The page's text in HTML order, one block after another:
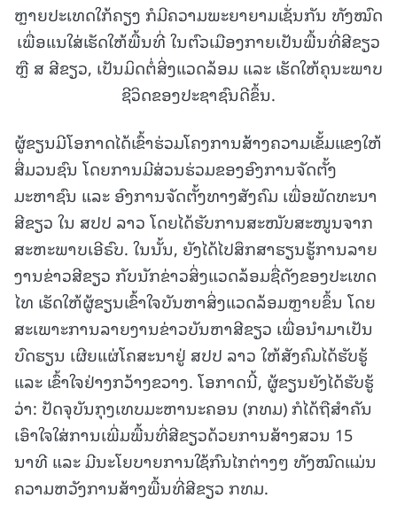
ຫຼາຍປະເທດໃກ້ຄຽງ ກໍມີຄວາມພະຍາຍາມເຊັ່ນກັນ ທັງໝົດ
ເພື່ອແນໃສ່ເຮັດໃຫ້ພື້ນທີ່ ໃນຕົວເມືອງກາຍເປັນພື້ນທີ່ສີຂຽວ
ຫຼື ສ ສີຂຽວ, ເປັນມິດຕໍ່ສິ່ງແວດລ້ອມ ແລະ ເຮັດໃຫ້ຄຸນະພາບ
ຊີວິດຂອງປະຊາຊົນດີຂຶ້ນ.
ຜູ້ຂຽນມີໂອກາດໄດ້ເຂົ້າຮ່ວມໂຄງການສ້າງຄວາມເຂັ້ມແຂງໃຫ້
ສື່ມວນຊົນ ໂດຍການມີສ່ວນຮ່ວມຂອງອົງການຈັດຕັ້ງ
ມະຫາຊົນ ແລະ ອົງການຈັດຕັ້ງທາງສັງຄົມ ເພື່ອພັດທະນາ
ສີຂຽວ ໃນ ສປປ ລາວ ໂດຍໄດ້ຮັບການສະໜັບສະໜູນຈາກ
ສະຫະພາບເອີຣົບ. ໃນນັ້ນ, ຍັງໄດ້ໄປສຶກສາຮຽນຮູ້ການລາຍ
ງານຂ່າວສີຂຽວ ກັບນັກຂ່າວສິ່ງແວດລ້ອມຊື່ດັງຂອງປະເທດ
ໄທ ເຮັດໃຫ້ຜູ້ຂຽນເຂົ້າໃຈບັນຫາສິ່ງແວດລ້ອມຫຼາຍຂຶ້ນ ໂດຍ
ສະເພາະການລາຍງານຂ່າວບັນຫາສີຂຽວ ເພື່ອນໍາມາເປັນ
ບົດຮຽນ ເຜີຍແຜ່ໂຄສະນາຢູ່ ສປປ ລາວ ໃຫ້ສັງຄົມໄດ້ຮັບຮູ້
ແລະ ເຂົ້າໃຈຢ່າງກວ້າງຂວາງ. ໂອກາດນີ້, ຜູ້ຂຽນຍັງໄດ້ຮັບຮູ້
ວ່າ: ປັດຈຸບັນກຸງເທບມະຫານະຄອນ (ກທມ) ກໍໄດ້ຖືສໍາຄັນ
ເອົາໃຈໃສ່ການເພີ່ມພື້ນທີ່ສີຂຽວດ້ວຍການສ້າງສວນ 15
ນາທີ ແລະ ມີນະໂຍບາຍການໃຊ້ກົນໄກຕ່າງໆ ທັງໝົດແມ່ນ
ຄວາມຫວັງການສ້າງພື້ນທີ່ສີຂຽວ ກທມ.